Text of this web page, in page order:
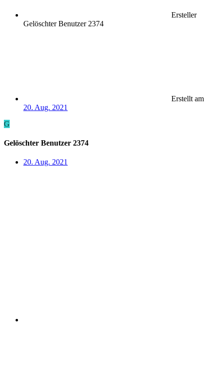
Ersteller
Gelöschter Benutzer 2374
Erstellt am
20. Aug. 2021
G
Gelöschter Benutzer 2374
20. Aug. 2021